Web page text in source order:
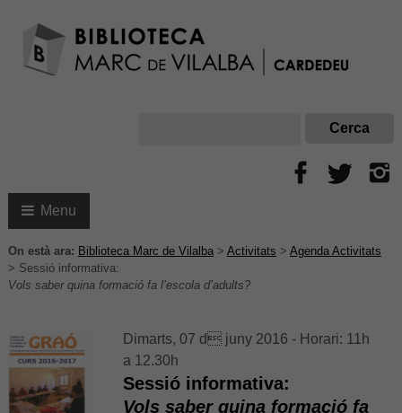
Menu
On està ara: Biblioteca Marc de Vilalba> Activitats > Agenda Activitats
> Sessió informativa:
Vols saber quina formació fa l’escola d’adults?
Dimarts, 07 d juny 2016 - Horari: 11h
a 12.30h
Sessió informativa:
Vols saber quina formació fa